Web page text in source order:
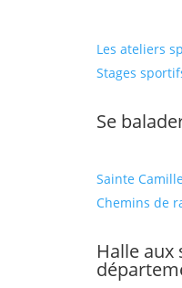
Les ateliers
Stages
Se
Sainte Camille
Chemins de
Halle aux